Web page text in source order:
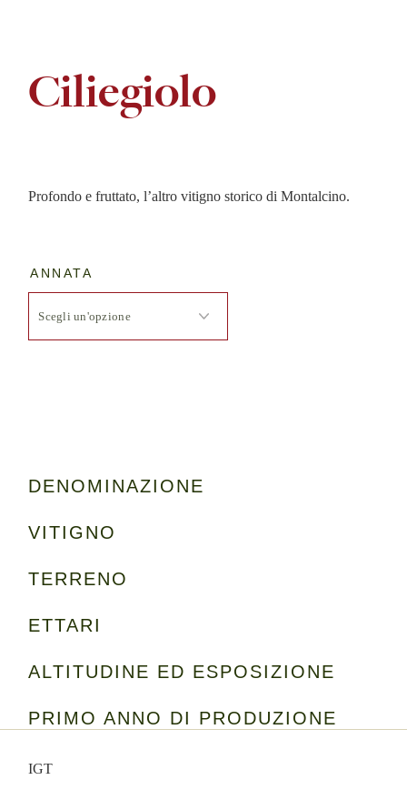
Ciliegiolo
Profondo e fruttato, l’altro vitigno storico di Montalcino.
ANNATA
DENOMINAZIONE
VITIGNO
TERRENO
ETTARI
ALTITUDINE ED ESPOSIZIONE
PRIMO ANNO DI PRODUZIONE
IGT